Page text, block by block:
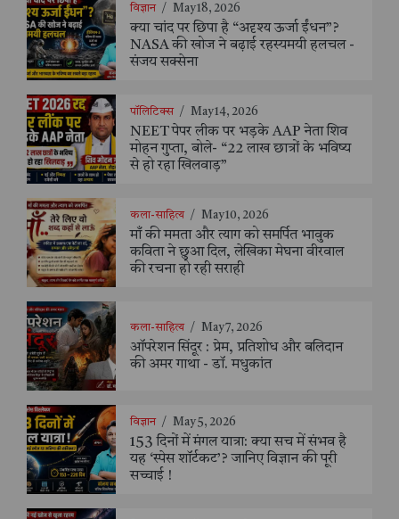
विज्ञान / May 18, 2026
क्या चांद पर छिपा है “अदृश्य ऊर्जा ईंधन”?
NASA की खोज ने बढ़ाई रहस्यमयी हलचल -
संजय सक्सेना
पॉलिटिक्स / May 14, 2026
NEET पेपर लीक पर भड़के AAP नेता शिव
मोहन गुप्ता, बोले- “22 लाख छात्रों के भविष्य
से हो रहा खिलवाड़”
कला-साहित्य / May 10, 2026
माँ की ममता और त्याग को समर्पित भावुक
कविता ने छुआ दिल, लेखिका मेघना वीरवाल
की रचना हो रही सराही
कला-साहित्य / May 7, 2026
ऑपरेशन सिंदूर : प्रेम, प्रतिशोध और बलिदान
की अमर गाथा - डॉ. मधुकांत
विज्ञान / May 5, 2026
153 दिनों में मंगल यात्रा: क्या सच में संभव है
यह ‘स्पेस शॉर्टकट’? जानिए विज्ञान की पूरी
सच्चाई !